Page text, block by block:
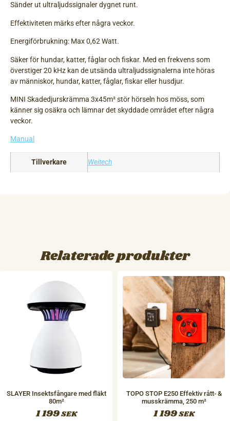
Sänder ut ultraljudssignaler dygnet runt.
Effektiviteten märks efter några veckor.
Energiförbrukning: Max 0,62 Watt.
Säker för hundar, katter, fåglar och fiskar. Med en frekvens som
överstiger 20 kHz kan de utsända ultraljudssignalerna inte höras
av människor, hundar, katter, fåglar, fiskar eller husdjur.
MINI Skadedjurskrämma 3x45m² stör hörseln hos möss, som
känner sig osäkra och lämnar det skyddade området efter några
veckor.
Manual
Tillverkare Weitech
Relaterade produkter
SLAYER Insektsfångare med fläkt
80m²
1 199SEK
TOPO STOP E250 Effektiv rått- &
musskrämma, 250 m²
1 199SEK